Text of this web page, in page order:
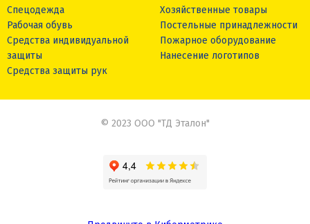
Спецодежда
Рабочая обувь
Средства индивидуальной
защиты
Средства защиты рук
Хозяйственные товары
Постельные принадлежности
Пожарное оборудование
Нанесение логотипов
© 2023 ООО "ТД Эталон"